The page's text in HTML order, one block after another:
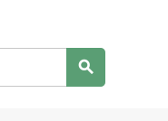
search